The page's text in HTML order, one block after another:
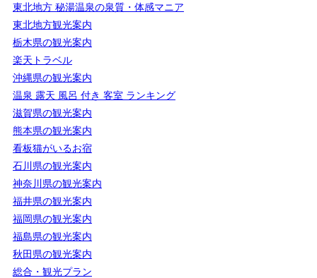
東北地方 秘湯温泉の泉質・体感マニア
東北地方観光案内
栃木県の観光案内
楽天トラベル
沖縄県の観光案内
温泉 露天 風呂 付き 客室 ランキング
滋賀県の観光案内
熊本県の観光案内
看板猫がいるお宿
石川県の観光案内
神奈川県の観光案内
福井県の観光案内
福岡県の観光案内
福島県の観光案内
秋田県の観光案内
総合・観光プラン